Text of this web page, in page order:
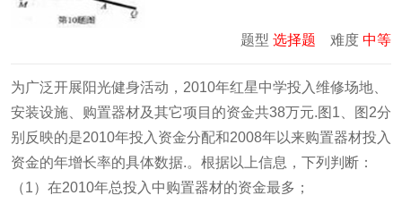
题型 选择题 难度 中等
为广泛开展阳光健身活动，2010年红星中学投入维修场地、
安装设施、购置器材及其它项目的资金共38万元.图1、图2分
别反映的是2010年投入资金分配和2008年以来购置器材投入
资金的年增长率的具体数据.。根据以上信息，下列判断：
（1）在2010年总投入中购置器材的资金最多；